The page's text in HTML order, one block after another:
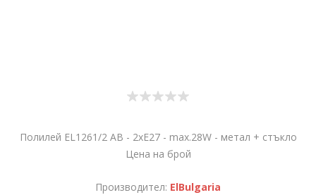
Полилей EL1261/2 AB - 2хE27 - max.28W - метал + стъкло
Цена на брой
Производител: ElBulgaria